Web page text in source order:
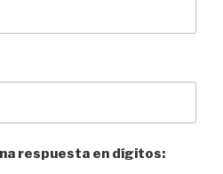
respuesta en dígitos: